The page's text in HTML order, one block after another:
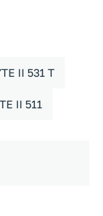
II 531 T
II 511